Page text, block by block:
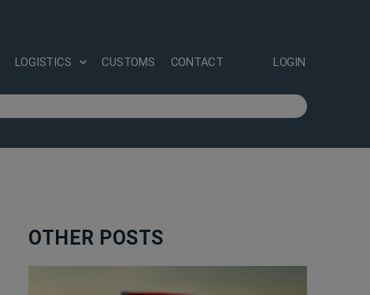
LOGISTICS CUSTOMS CONTACT LOGIN
OTHER POSTS